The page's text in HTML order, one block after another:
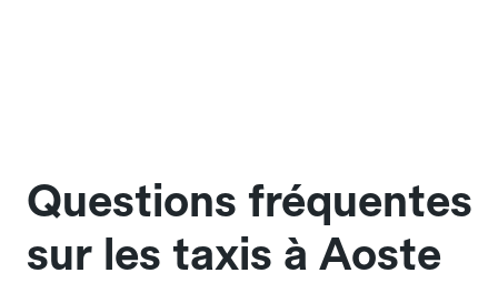
Questions fréquentes
sur les taxis à Aoste